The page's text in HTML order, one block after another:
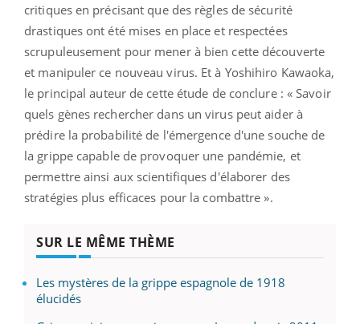
critiques en précisant que des règles de sécurité
drastiques ont été mises en place et respectées
scrupuleusement pour mener à bien cette découverte
et manipuler ce nouveau virus. Et à Yoshihiro Kawaoka,
le principal auteur de cette étude de conclure : « Savoir
quels gènes rechercher dans un virus peut aider à
prédire la probabilité de l'émergence d'une souche de
la grippe capable de provoquer une pandémie, et
permettre ainsi aux scientifiques d'élaborer des
stratégies plus efficaces pour la combattre ».
SUR LE MÊME THÈME
Les mystères de la grippe espagnole de 1918
élucidés